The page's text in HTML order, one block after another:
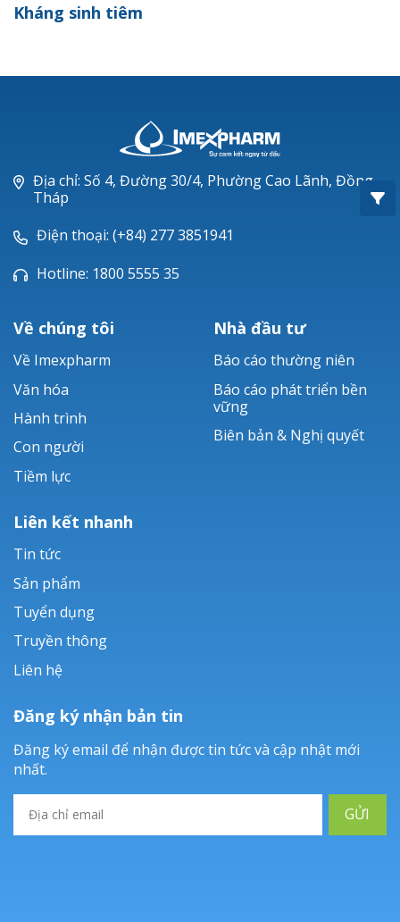
Ceftizoxim®
Piperacillin
Ticarlinat®
Zobacta®
Bacsulfo®
Kháng sinh tiêm
Địa chỉ: Số 4, Đường 30/4, Phường Cao Lãnh, Đồng
Tháp
Điện thoại: (+84) 277 3851941
Hotline: 1800 5555 35
Về chúng tôi
Về Imexpharm
Văn hóa
Hành trình
Con người
Tiềm lực
Nhà đầu tư
Báo cáo thường niên
Báo cáo phát triển bền
vững
Biên bản & Nghị quyết
Liên kết nhanh
Tin tức
Sản phẩm
Tuyển dụng
Truyền thông
Liên hệ
Đăng ký nhận bản tin
Đăng ký email để nhận được tin tức và cập nhật mới
nhất.
GỬI